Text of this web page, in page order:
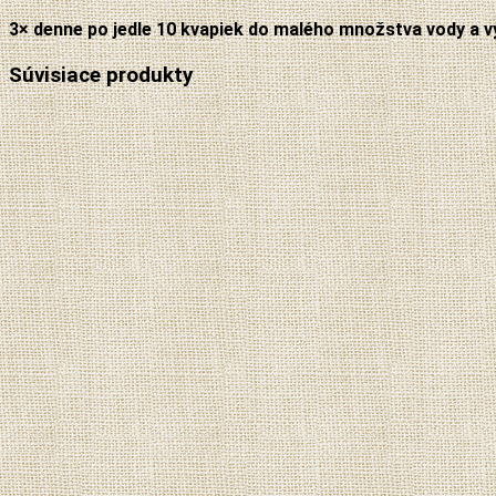
3× denne po jedle 10 kvapiek do malého množstva vody a
Súvisiace produkty